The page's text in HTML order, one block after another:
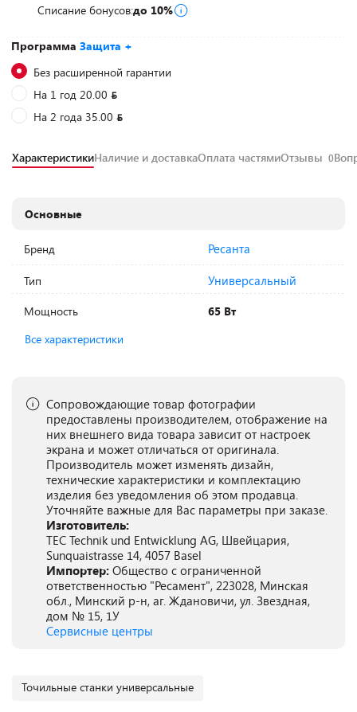
Программа Защита +
Без расширенной гарантии
На 1 год 20.00
На 2 года 35.00
Списание бонусов:до 10%
ХарактеристикиНаличие и доставкаОплата частямиОтзывы 0
Основные
Бренд Ресанта
Тип Универсальный
Мощность
65 Вт
Все характеристики
Сопровождающие товар фотографии
предоставлены производителем, отображение на
них внешнего вида товара зависит от настроек
экрана и может отличаться от оригинала.
Производитель может изменять дизайн,
технические характеристики и комплектацию
изделия без уведомления об этом продавца.
Уточняйте важные для Вас параметры при заказе.
Изготовитель:
TEC Technik und Entwicklung AG, Швейцария,
Sunquaistrasse 14, 4057 Basel
Импортер: Общество с ограниченной
ответственностью "Ресамент", 223028, Минская
обл., Минский р-н, аг. Ждановичи, ул. Звездная,
дом № 15, 1У
Сервисные центры
Точильные станки универсальные